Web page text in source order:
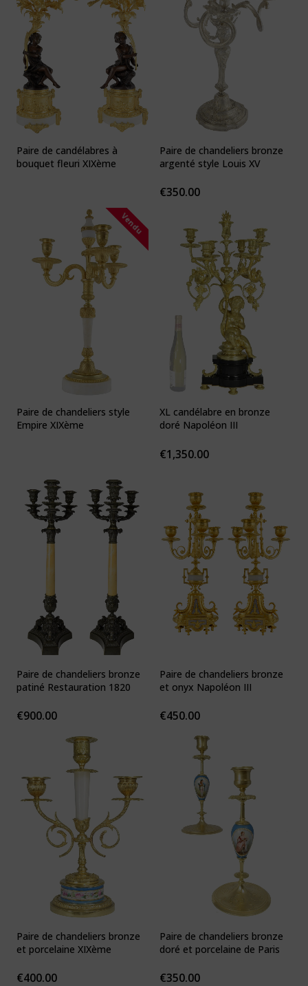
Paire de candélabres à
bouquet fleuri XIXème
Paire de chandeliers bronze
argenté style Louis XV
€350.00
Vendu
Paire de chandeliers style
Empire XIXème
XL candélabre en bronze
doré Napoléon III
€1,350.00
Paire de chandeliers bronze
patiné Restauration 1820
€900.00
Paire de chandeliers bronze
et onyx Napoléon III
€450.00
Paire de chandeliers bronze
et porcelaine XIXème
€400.00
Paire de chandeliers bronze
doré et porcelaine de Paris
€350.00